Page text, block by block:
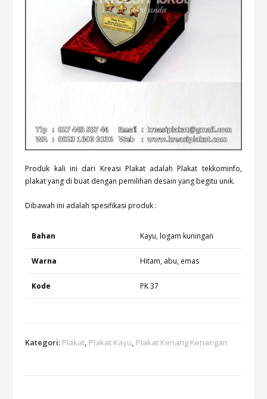
Produk kali ini dari Kreasi Plakat adalah Plakat tekkominfo,
plakat yang di buat dengan pemilihan desain yang begitu unik.
Dibawah ini adalah spesifikasi produk :
Bahan Kayu, logam kuningan
Warna Hitam, abu, emas
Kode PK 37
Kategori: Plakat, Plakat Kayu, Plakat Kenang Kenangan